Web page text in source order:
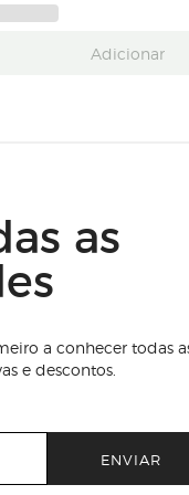
Adicionar
as
a conhecer todas
e descontos.
ENVIAR